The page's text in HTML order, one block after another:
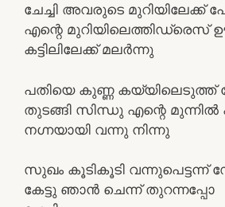
ചേച്ചി അവരുടെ മുറിയിലേക്ക്
എന്റെ മുറിയിലെത്തിഡ്രെസ്
കട്ടിലിലേക്ക് മലര്‍ന്നു
പതിയെ കുണ്ണ കയ്യിലെടുത്ത്
തുടങ്ങി സിന്ധു എന്റെ
നഗ്നയായി വന്നു നിന്നു
സുഖം കൂടികൂടി വന്നുപെട്ടന്ന്
കേട്ടു ഞാന്‍ ചെന്ന് തുറന്നപ്പോ